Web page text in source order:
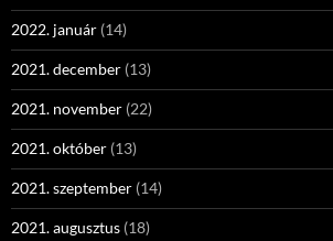
2022. január (14)
2021. december (13)
2021. november (22)
2021. október (13)
2021. szeptember (14)
2021. augusztus (18)